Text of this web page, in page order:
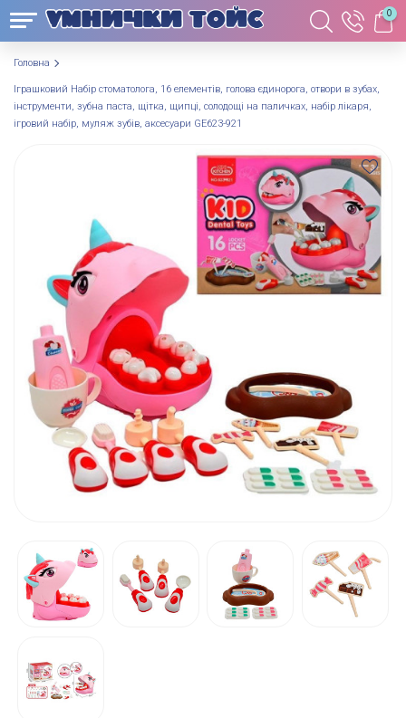
0
Головна
Іграшковий Набір стоматолога, 16 елементів, голова єдинорога, отвори в зубах,
інструменти, зубна паста, щітка, щипці, солодощі на паличках, набір лікаря,
ігровий набір, муляж зубів, аксесуари GE623-921